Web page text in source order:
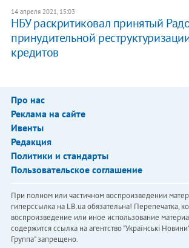
14 апреля 2021, 15:03
НБУ раскритиковал принятый
принудительной
кредитов
Про нас
Реклама на сайте
Ивенты
Редакция
Политики и стандарты
Пользовательское соглашение
При полном или частичном воспроизведении
гиперссылка на LB.ua обязательна! Перепечатка,
воспроизведение или иное использование
содержится ссылка на агентство "Українськi
Группа" запрещено.